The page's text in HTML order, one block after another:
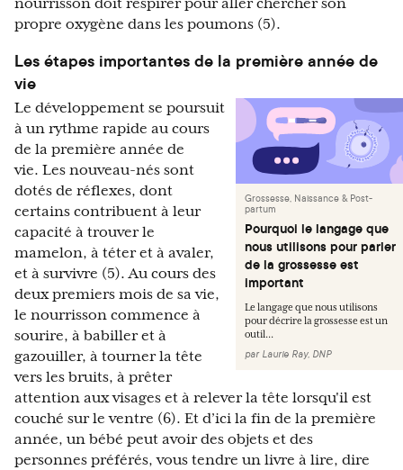
nourrisson doit respirer pour aller chercher son
propre oxygène dans les poumons (5).
Les étapes importantes de la première année de
vie
Grossesse, Naissance & Post-
partum
Pourquoi le langage que
nous utilisons pour parler
de la grossesse est
important
Le langage que nous utilisons
pour décrire la grossesse est un
outil...
par Laurie Ray, DNP
Le développement se poursuit
à un rythme rapide au cours
de la première année de
vie. Les nouveau-nés sont
dotés de réflexes, dont
certains contribuent à leur
capacité à trouver le
mamelon, à téter et à avaler,
et à survivre (5). Au cours des
deux premiers mois de sa vie,
le nourrisson commence à
sourire, à babiller et à
gazouiller, à tourner la tête
vers les bruits, à prêter
attention aux visages et à relever la tête lorsqu'il est
couché sur le ventre (6). Et d’ici la fin de la première
année, un bébé peut avoir des objets et des
personnes préférés, vous tendre un livre à lire, dire